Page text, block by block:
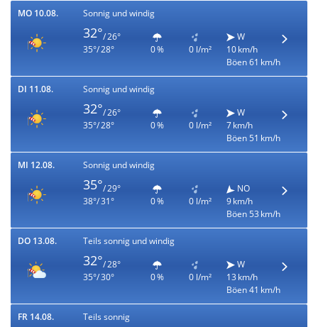
MO 10.08. Sonnig und windig
32°/ 26°
35°/ 28°
0 % 0 l/m²
W
10 km/h
Böen 61 km/h
DI 11.08. Sonnig und windig
32°/ 26°
35°/ 28°
0 % 0 l/m²
W
7 km/h
Böen 51 km/h
MI 12.08. Sonnig und windig
35°/ 29°
38°/ 31°
0 % 0 l/m²
NO
9 km/h
Böen 53 km/h
DO 13.08. Teils sonnig und windig
32°/ 28°
35°/ 30°
0 % 0 l/m²
W
13 km/h
Böen 41 km/h
FR 14.08. Teils sonnig